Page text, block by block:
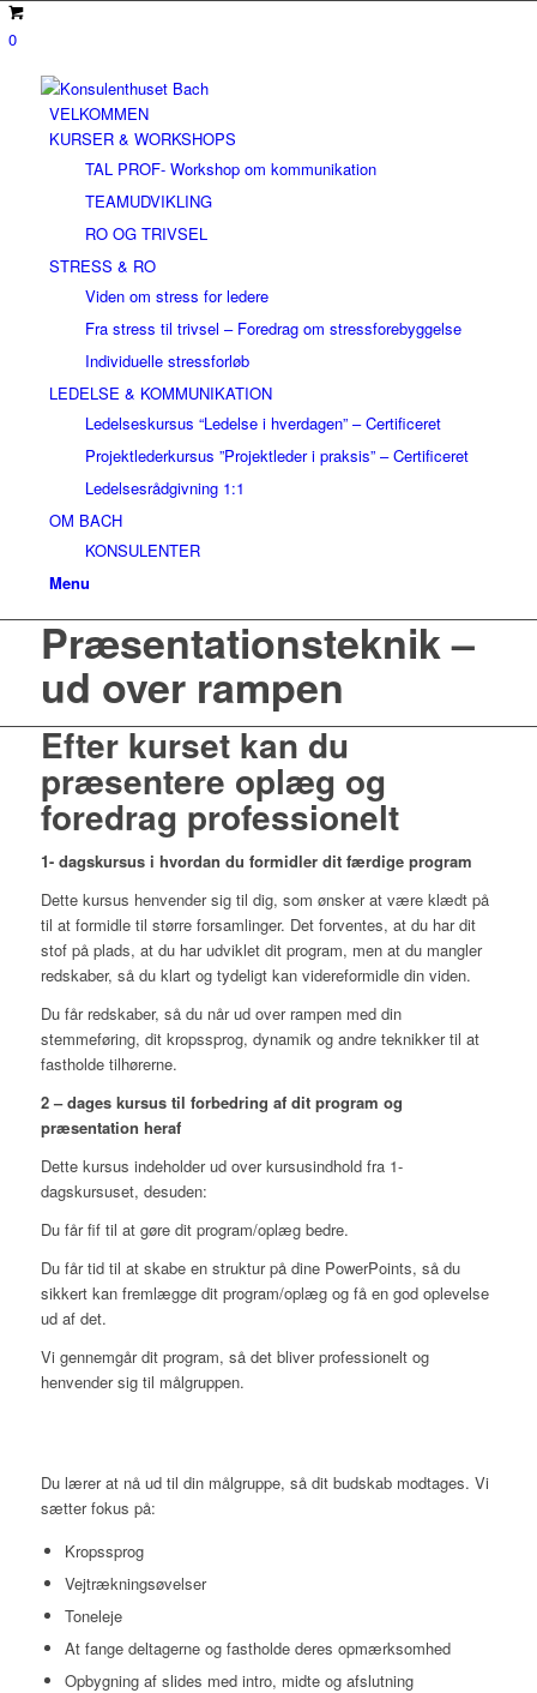
0
VELKOMMEN
KURSER & WORKSHOPS
TAL PROF- Workshop om kommunikation
TEAMUDVIKLING
RO OG TRIVSEL
STRESS & RO
Viden om stress for ledere
Fra stress til trivsel – Foredrag om stressforebyggelse
Individuelle stressforløb
LEDELSE & KOMMUNIKATION
Ledelseskursus “Ledelse i hverdagen” – Certificeret
Projektlederkursus ”Projektleder i praksis” – Certificeret
Ledelsesrådgivning 1:1
OM BACH
KONSULENTER
Menu
Præsentationsteknik –
ud over rampen
Efter kurset kan du
præsentere oplæg og
foredrag professionelt
1- dagskursus i hvordan du formidler dit færdige program
Dette kursus henvender sig til dig, som ønsker at være klædt på
til at formidle til større forsamlinger. Det forventes, at du har dit
stof på plads, at du har udviklet dit program, men at du mangler
redskaber, så du klart og tydeligt kan videreformidle din viden.
Du får redskaber, så du når ud over rampen med din
stemmeføring, dit kropssprog, dynamik og andre teknikker til at
fastholde tilhørerne.
2 – dages kursus til forbedring af dit program og
præsentation heraf
Dette kursus indeholder ud over kursusindhold fra 1-
dagskursuset, desuden:
Du får fif til at gøre dit program/oplæg bedre.
Du får tid til at skabe en struktur på dine PowerPoints, så du
sikkert kan fremlægge dit program/oplæg og få en god oplevelse
ud af det.
Vi gennemgår dit program, så det bliver professionelt og
henvender sig til målgruppen.
Du lærer at nå ud til din målgruppe, så dit budskab modtages. Vi
sætter fokus på:
Kropssprog
Vejtrækningsøvelser
Toneleje
At fange deltagerne og fastholde deres opmærksomhed
Opbygning af slides med intro, midte og afslutning